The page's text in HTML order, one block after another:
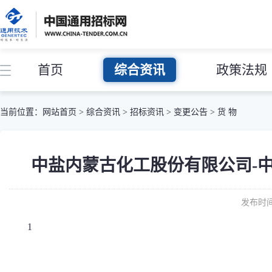
首页 综合资讯 政策法规
当前位置： 网站首页 > 综合资讯 > 招标资讯 > 变更公告 > 货 物
中盐内蒙古化工股份有限公司-
发布时
1